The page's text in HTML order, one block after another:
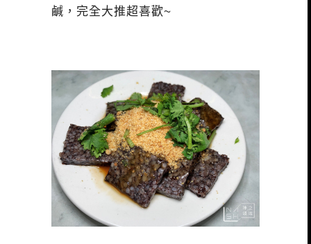
鹹，完全大推超喜歡~